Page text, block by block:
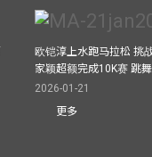
欧铠淳上水跑马拉松 挑
家颖超额完成10K赛 跳
2026-01-21
更多